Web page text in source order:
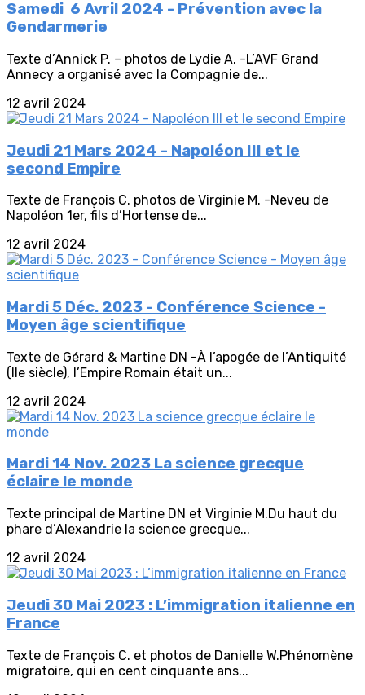
Samedi 6 Avril 2024 - Prévention avec la
Gendarmerie
Texte d’Annick P. – photos de Lydie A. -L’AVF Grand
Annecy a organisé avec la Compagnie de...
12 avril 2024
Jeudi 21 Mars 2024 - Napoléon III et le
second Empire
Texte de François C. photos de Virginie M. -Neveu de
Napoléon 1er, fils d’Hortense de...
12 avril 2024
Mardi 5 Déc. 2023 - Conférence Science -
Moyen âge scientifique
Texte de Gérard & Martine DN -À l’apogée de l’Antiquité
(IIe siècle), l’Empire Romain était un...
12 avril 2024
Mardi 14 Nov. 2023 La science grecque
éclaire le monde
Texte principal de Martine DN et Virginie M.Du haut du
phare d’Alexandrie la science grecque...
12 avril 2024
Jeudi 30 Mai 2023 : L’immigration italienne en
France
Texte de François C. et photos de Danielle W.Phénomène
migratoire, qui en cent cinquante ans...